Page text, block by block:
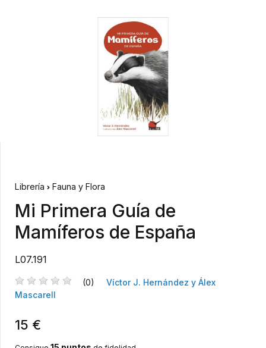
Librería Fauna y Flora
Mi Primera Guía de
Mamíferos de España
L07.191
(0)
Víctor J. Hernández y Álex
Mascarell
15 €